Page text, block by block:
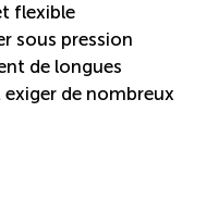
flexible
sous pression
de longues
de nombreux